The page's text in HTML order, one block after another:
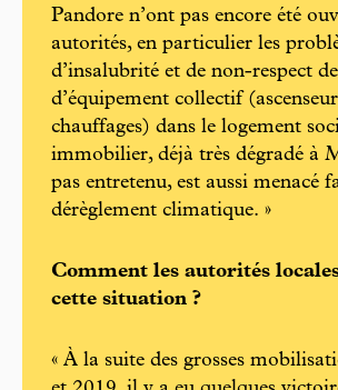
Pandore n’ont pas encore été
autorités, en particulier les
d’insalubrité et de non-respect
d’équipement collectif
chauffages) dans le logement
immobilier, déjà très dégradé à
pas entretenu, est aussi menacé
dérèglement climatique. »
Comment les autorités
cette situation ?
« À la suite des grosses